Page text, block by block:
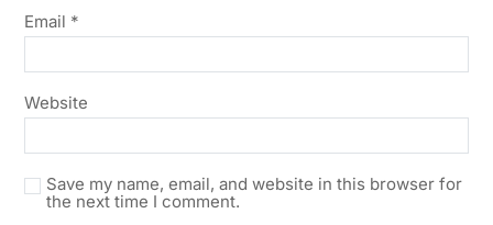
Email *
Website
Save my name, email, and website in this browser for
the next time I comment.